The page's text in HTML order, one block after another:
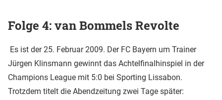
Folge 4: van Bommels Revolte
Es ist der 25. Februar 2009. Der FC Bayern um Trainer
Jürgen Klinsmann gewinnt das Achtelfinalhinspiel in der
Champions League mit 5:0 bei Sporting Lissabon.
Trotzdem titelt die Abendzeitung zwei Tage später: